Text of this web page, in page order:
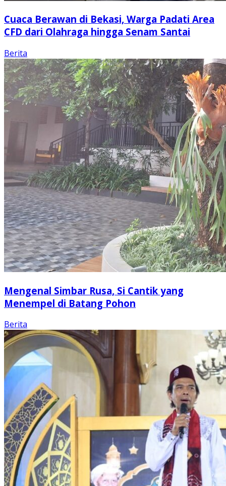
Cuaca Berawan di Bekasi, Warga Padati Area
CFD dari Olahraga hingga Senam Santai
Berita
Mengenal Simbar Rusa, Si Cantik yang
Menempel di Batang Pohon
Berita